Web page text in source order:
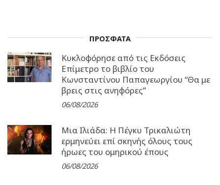
ΠΡΟΣΦΑΤΑ
Κυκλοφόρησε από τις Εκδόσεις
Επίμετρο το βιβλίο του
Κωνσταντίνου Παπαγεωργίου “Θα με
βρεις στις ανηφόρες”
06/08/2026
Μια Ιλιάδα: H Πέγκυ Τρικαλιώτη
ερμηνεύει επί σκηνής όλους τους
ήρωες του ομηρικού έπους
06/08/2026